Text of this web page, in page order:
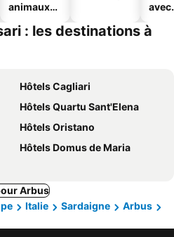
animaux
avec
: les destinations à
Hôtels Cagliari
Hôtels Quartu Sant'Elena
Hôtels Oristano
Hôtels Domus de Maria
Arbus
Italie Sardaigne
Arbus